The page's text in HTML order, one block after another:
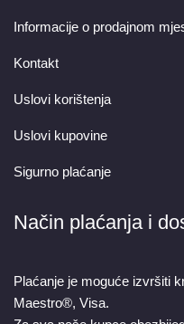
Informacije o prodajnom
Kontakt
Uslovi korištenja
Uslovi kupovine
Sigurno plaćanje
Način plaćanja i
Plaćanje je moguće izvršiti
Maestro®, Visa.